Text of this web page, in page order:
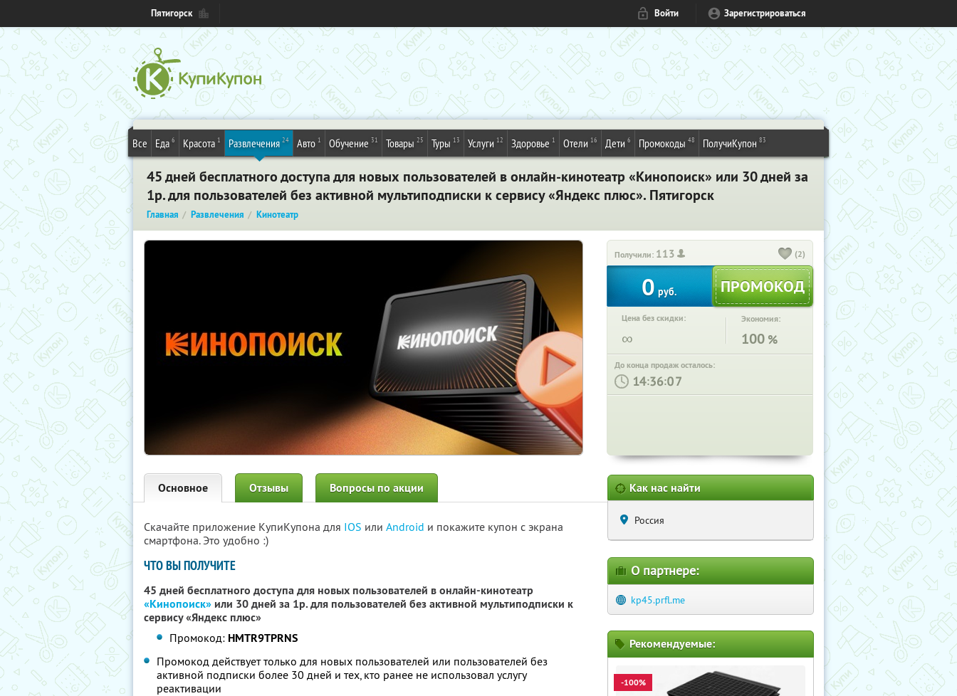
Пятигорск Войти Зарегистрироваться
Все Еда 6 Красота 1 Развлечения 24 Авто 1 Обучение 31 Товары 25 Туры 13 Услуги 12 Здоровье 1 Отели 16 Дети 6 Промокоды 48 ПолучиКупон 83
45 дней бесплатного доступа для новых пользователей в онлайн-кинотеатр «Кинопоиск» или 30 дней за
1р. для пользователей без активной мультиподписки к сервису «Яндекс плюс». Пятигорск
Главная Развлечения Кинотеатр
Получили: 113 (2)
0 руб.
Цена без скидки:
∞
Экономия:
100 %
До конца продаж осталось:
: :
Основное Отзывы Вопросы по акции
Скачайте приложение КупиКупона для IOS или Android и покажите купон с экрана
смартфона. Это удобно :)
ЧТО ВЫ ПОЛУЧИТЕ
45 дней бесплатного доступа для новых пользователей в онлайн-кинотеатр
«Кинопоиск» или 30 дней за 1р. для пользователей без активной мультиподписки к
сервису «Яндекс плюс»
Промокод: HMTR9TPRNS
Промокод действует только для новых пользователей или пользователей без
активной подписки более 30 дней и тех, кто ранее не использовал услугу
реактивации
Как нас найти
Россия
О партнере:
kp45.prfl.me
Рекомендуемые:
-100%